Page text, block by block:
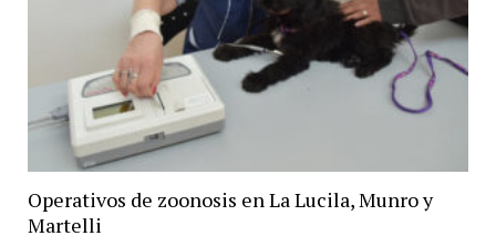
Operativos de zoonosis en La Lucila, Munro y
Martelli